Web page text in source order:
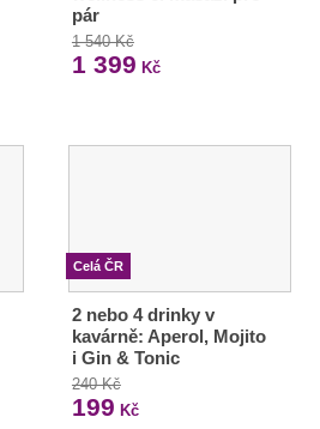
pár
1 540 Kč
1 399 Kč
Celá ČR
2 nebo 4 drinky v
kavárně: Aperol, Mojito
i Gin & Tonic
240 Kč
199 Kč